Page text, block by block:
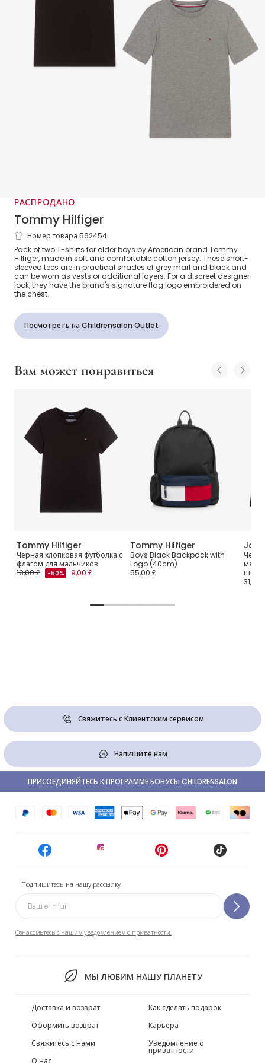
РАСПРОДАНО
Tommy Hilfiger
Серая и черная хлопковые футболки для
мальчиков (2шт.)
Номер товара 562454
Pack of two T-shirts for older boys by American brand Tommy
Hilfiger, made in soft and comfortable cotton jersey. These short-
sleeved tees are in practical shades of grey marl and black and
can be worn as vests or additional layers. For a discreet designer
look, they have the brand's signature flag logo embroidered on
the chest.
Посмотреть на Childrensalon Outlet
Вам может понравиться
Tommy Hilfiger
Черная хлопковая футболка с
флагом для мальчиков
18,00 £
-50% 9,00 £
Tommy Hilfiger
Boys Black Backpack with
Logo (40cm)
55,00 £
Joha
31,00
Свяжитесь с Клиентским сервисом
Напишите нам
Подпишитесь на нашу рассылку
Ознакомьтесь с нашим уведомлением о приватности.
МЫ ЛЮБИМ НАШУ ПЛАНЕТУ
ПРИСОЕДИНЯЙТЕСЬ К ПРОГРАММЕ БОНУСЫ CHILDRENSALON
Доставка и возврат
Оформить возврат
Свяжитесь с нами
О нас
Как сделать подарок
Карьера
Уведомление о
приватности